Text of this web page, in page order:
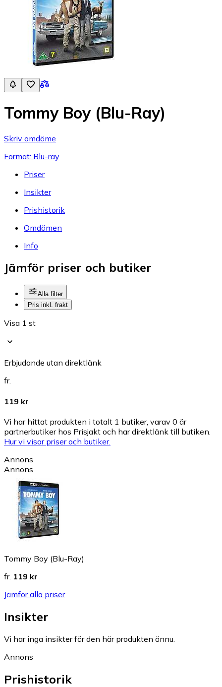
Tommy Boy (Blu-Ray)
Skriv omdöme
Format: Blu-ray
Priser
Insikter
Prishistorik
Omdömen
Info
Jämför priser och butiker
Alla filter
Pris inkl. frakt
Visa 1 st
Erbjudande utan direktlänk
fr.
119 kr
Vi har hittat produkten i totalt 1 butiker, varav 0 är
partnerbutiker hos Prisjakt och har direktlänk till butiken.
Hur vi visar priser och butiker.
Annons
Annons
Tommy Boy (Blu-Ray)
fr. 119 kr
Jämför alla priser
Insikter
Vi har inga insikter för den här produkten ännu.
Annons
Prishistorik